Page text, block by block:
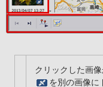
クリックした画
を別の画像に